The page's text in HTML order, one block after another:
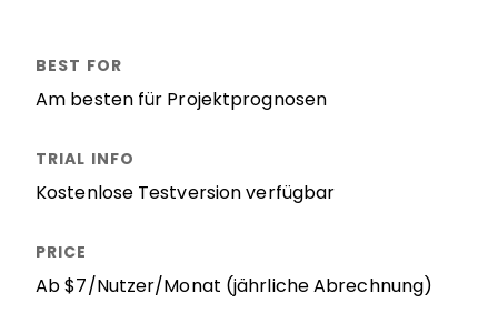
Am besten für Projektprognosen
Kostenlose Testversion verfügbar
Ab $7/Nutzer/Monat (jährliche Abrechnung)